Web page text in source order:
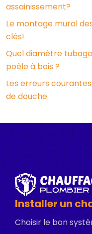
assainissement?
Le montage mural
clés!
Quel diamètre
poêle à bois ?
Les erreurs
de douche
Installer un
Choisir le bon